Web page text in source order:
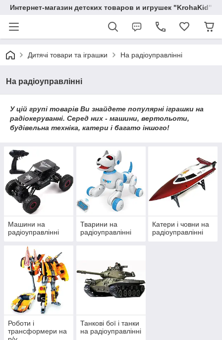
Интернет-магазин детских товаров и игрушек "KrohaKid"
Дитячі товари та іграшки На радіоуправлінні
На радіоуправлінні
У цій групі товарів Ви знайдете популярні іграшки на
радіокеруванні. Серед них - машини, вертольоти,
будівельна техніка, катери і багато іншого!
Машини на
радіоуправлінні
Тварини на
радіоуправлінні
Катери і човни на
радіоуправлінні
Роботи і
трансформери на
Танкові бої і танки
на радіоуправлінні